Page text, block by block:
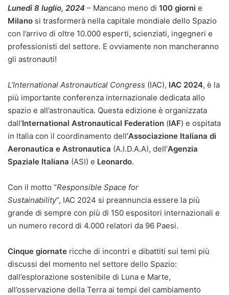
Lunedì 8 luglio, 2024 – Mancano meno di 100 giorni e
Milano si trasformerà nella capitale mondiale dello Spazio
con l’arrivo di oltre 10.000 esperti, scienziati, ingegneri e
professionisti del settore. E ovviamente non mancheranno
gli astronauti!
L’International Astronautical Congress (IAC), IAC 2024, è la
più importante conferenza internazionale dedicata allo
spazio e all’astronautica. Questa edizione è organizzata
dall’International Astronautical Federation (IAF) e ospitata
in Italia con il coordinamento dell’Associazione Italiana di
Aeronautica e Astronautica (A.I.D.A.A), dell’Agenzia
Spaziale Italiana (ASI) e Leonardo.
Con il motto “Responsible Space for
Sustainability”, IAC 2024 si preannuncia essere la più
grande di sempre con più di 150 espositori internazionali e
un numero record di 4.000 relatori da 96 Paesi.
Cinque giornate ricche di incontri e dibattiti sui temi più
discussi del momento nel settore dello Spazio:
dall’esplorazione sostenibile di Luna e Marte,
all’osservazione della Terra ai tempi del cambiamento